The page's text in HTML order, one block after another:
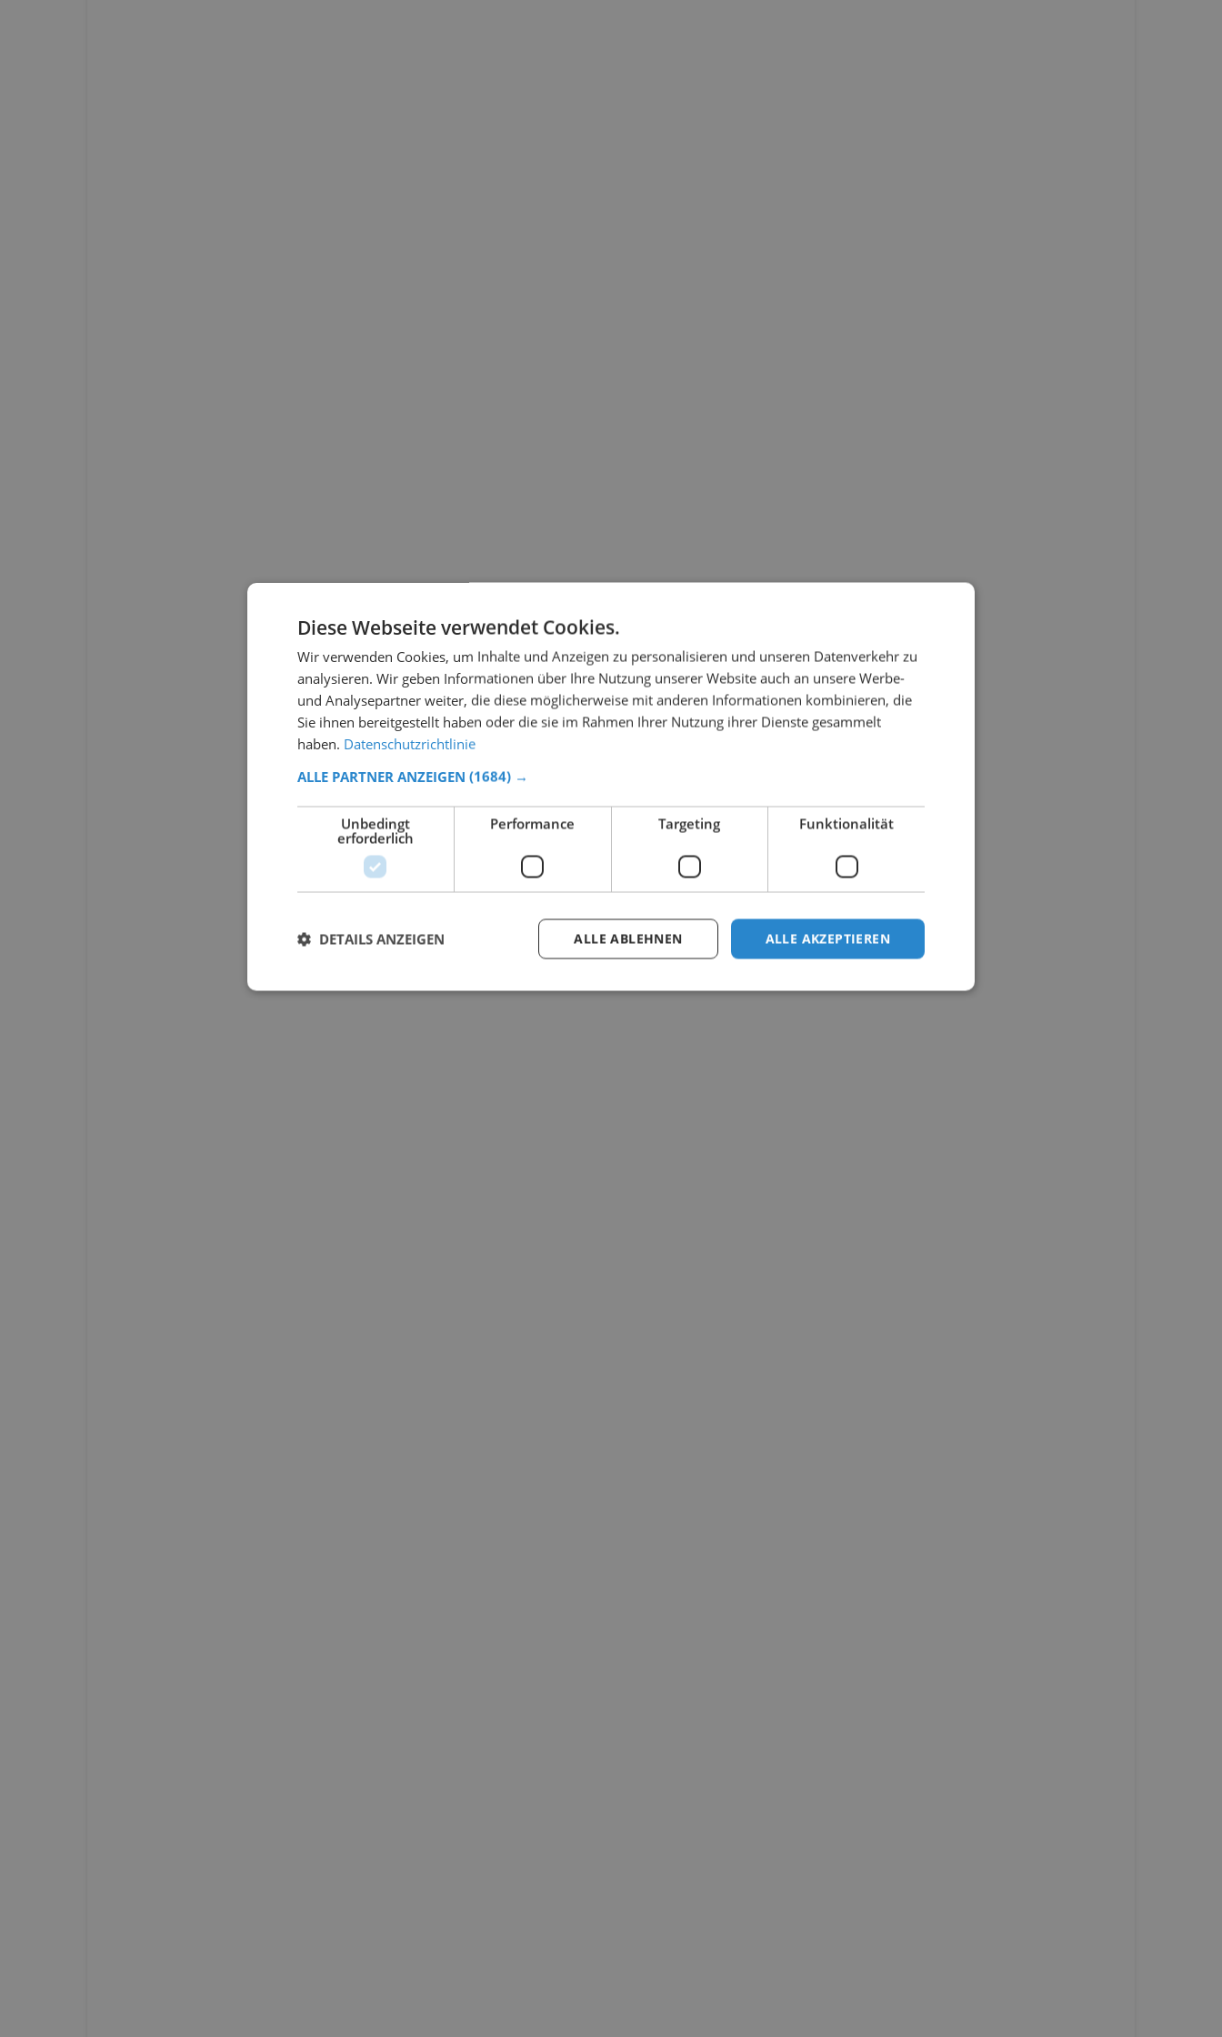
Diese Webseite verwendet Cookies.
Wir verwenden Cookies, um Inhalte und Anzeigen zu personalisieren und unseren Datenverkehr zu
analysieren. Wir geben Informationen über Ihre Nutzung unserer Website auch an unsere Werbe-
und Analysepartner weiter, die diese möglicherweise mit anderen Informationen kombinieren, die
Sie ihnen bereitgestellt haben oder die sie im Rahmen Ihrer Nutzung ihrer Dienste gesammelt
haben. Datenschutzrichtlinie
ALLE PARTNER ANZEIGEN (1684) →
Unbedingt
erforderlich
Performance Targeting Funktionalität
ALLE AKZEPTIEREN
ALLE ABLEHNEN
DETAILS ANZEIGEN